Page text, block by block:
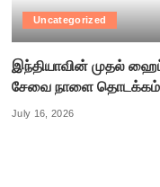
Uncategorized
இந்தியாவின் முதல்
சேவை நாளை தொடக்கம்
July 16, 2026